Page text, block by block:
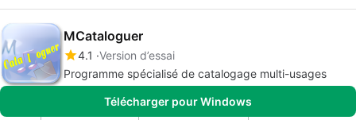
MCataloguer
4.1 Version d’essai
Programme spécialisé de catalogage multi-usages
Télécharger pour Windows